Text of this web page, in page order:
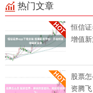
热门文章
恒信
增值
股票
资腾飞